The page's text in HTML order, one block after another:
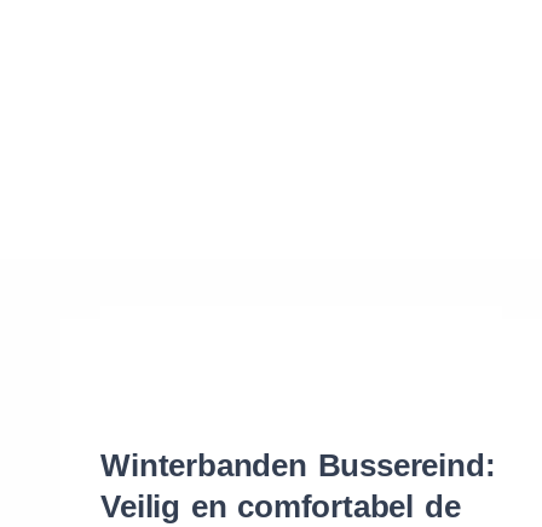
Winterbanden Bussereind:
Veilig en comfortabel de